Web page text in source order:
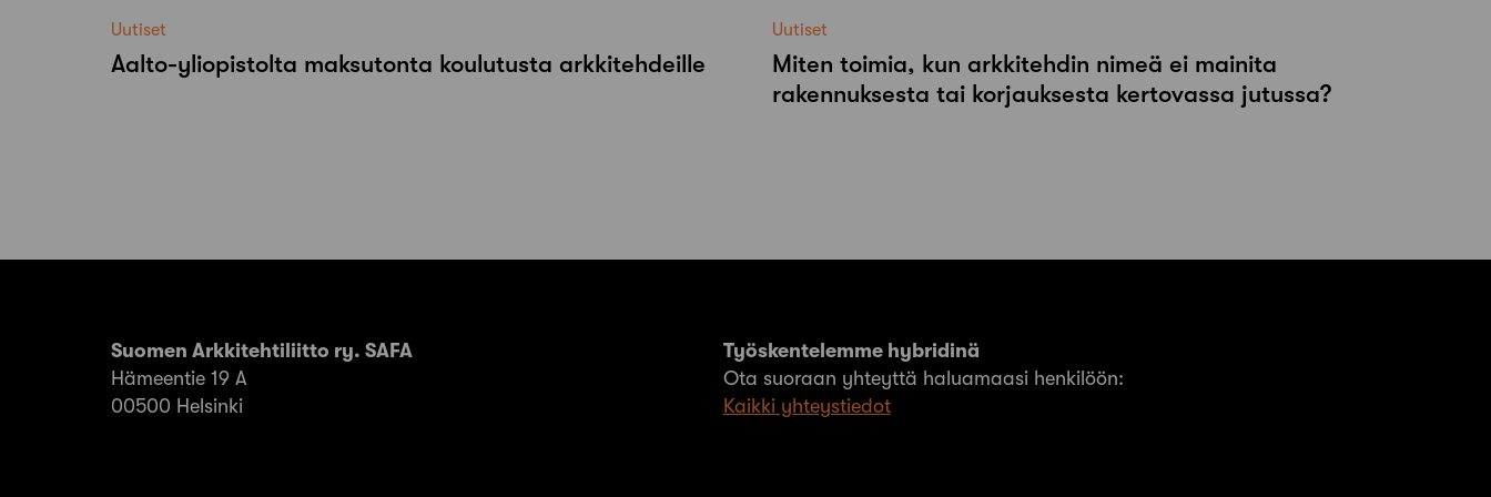
Uutiset
Aalto-​yliopistolta maksutonta koulutusta arkkitehdeille
Uutiset
Miten toimia, kun arkkitehdin nimeä ei mainita
rakennuksesta tai korjauksesta kertovassa jutussa?
Suomen Arkkitehtiliitto ry. SAFA
Hämeentie 19 A
00500 Helsinki
Työskentelemme hybridinä
Ota suoraan yhteyttä haluamaasi henkilöön:
Kaikki yhteystiedot